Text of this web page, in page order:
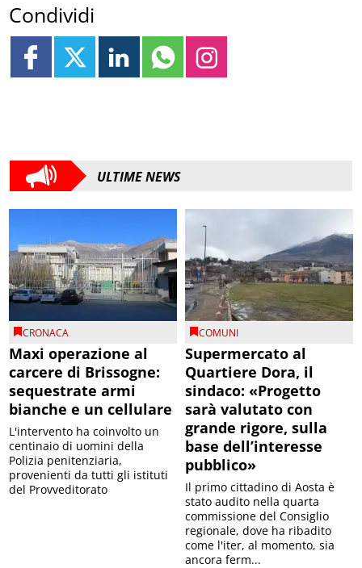
Condividi
ULTIME NEWS
CRONACA
Maxi operazione al
carcere di Brissogne:
sequestrate armi
bianche e un cellulare
L'intervento ha coinvolto un
centinaio di uomini della
Polizia penitenziaria,
provenienti da tutti gli istituti
del Provveditorato
COMUNI
Supermercato al
Quartiere Dora, il
sindaco: «Progetto
sarà valutato con
grande rigore, sulla
base dell’interesse
pubblico»
Il primo cittadino di Aosta è
stato audito nella quarta
commissione del Consiglio
regionale, dove ha ribadito
come l'iter, al momento, sia
ancora ferm...